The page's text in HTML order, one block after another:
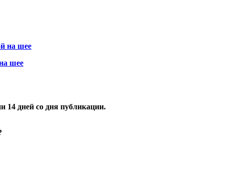
шее
14 дней со дня публикации.